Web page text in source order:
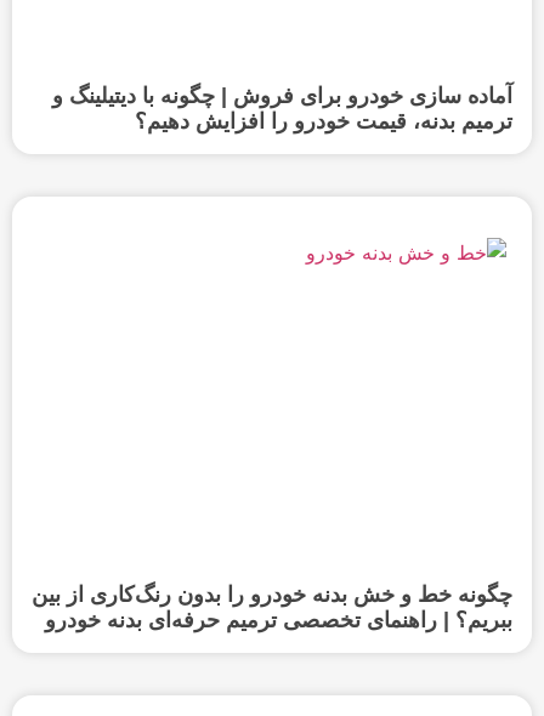
آماده سازی خودرو برای فروش | چگونه با دیتیلینگ و
ترمیم بدنه، قیمت خودرو را افزایش دهیم؟
چگونه خط و خش بدنه خودرو را بدون رنگ‌کاری از بین
ببریم؟ | راهنمای تخصصی ترمیم حرفه‌ای بدنه خودرو